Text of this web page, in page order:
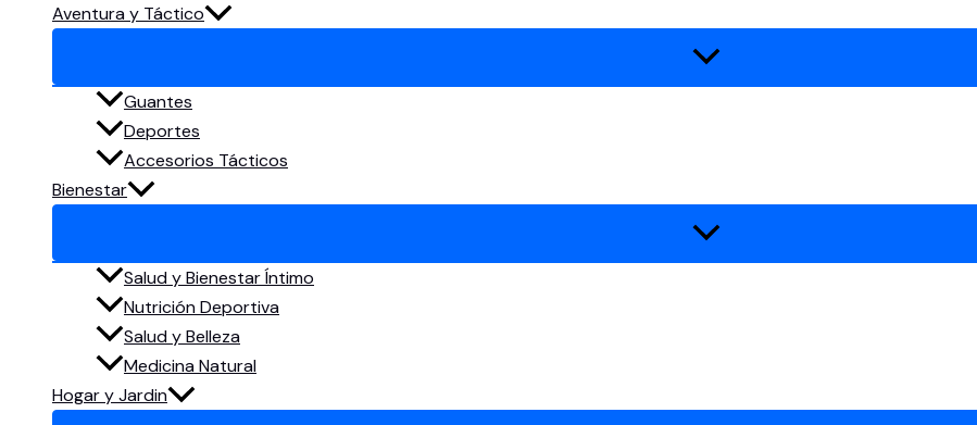
Aventura y Táctico
Guantes
Deportes
Accesorios Tácticos
Bienestar
Salud y Bienestar Íntimo
Nutrición Deportiva
Salud y Belleza
Medicina Natural
Hogar y Jardin